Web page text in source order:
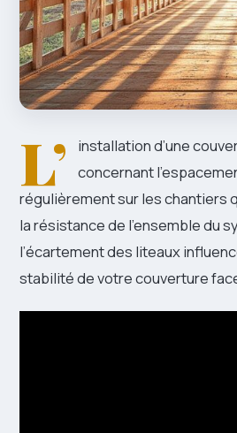
L’
installation d’une
concernant
régulièrement sur les chantiers
la résistance de l’ensemble du
l’écartement des liteaux
stabilité de votre couverture